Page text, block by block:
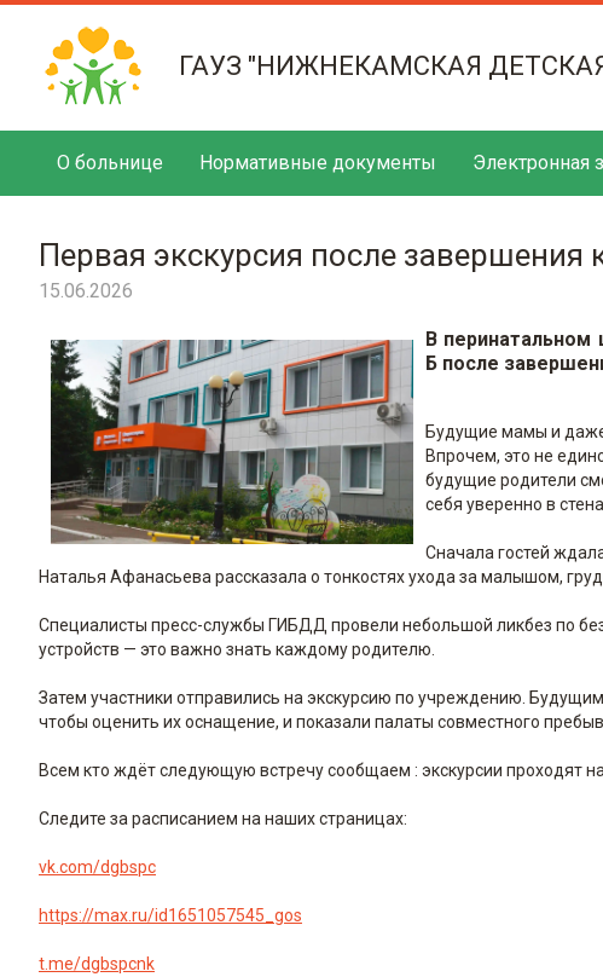
ГАУЗ "НИЖНЕКАМСКАЯ
О больнице Нормативные документы Электронная
Первая экскурсия после завершения
15.06.2026
В перинатальном
Б после
Будущие мамы и даже
Впрочем, это не
будущие родители
себя уверенно в
Сначала гостей
Наталья Афанасьева рассказала о тонкостях ухода за малышом,
Специалисты пресс-службы ГИБДД провели небольшой ликбез по
устройств — это важно знать каждому родителю.
Затем участники отправились на экскурсию по учреждению.
чтобы оценить их оснащение, и показали палаты совместного
Всем кто ждёт следующую встречу сообщаем : экскурсии проходят
Следите за расписанием на наших страницах:
vk.com/dgbspc
https://max.ru/id1651057545_gos
t.me/dgbspcnk